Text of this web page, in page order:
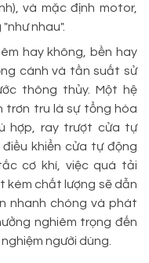
và mặc định motor,
nhau".
hay không, bền hay
cánh và tần suất sử
thông thủy. Một hệ
trơn tru là sự tổng hòa
hợp, ray trượt cửa tự
khiển cửa tự động
cơ khí, việc quá tải
kém chất lượng sẽ dẫn
nhanh chóng và phát
nghiêm trọng đến
người dùng.